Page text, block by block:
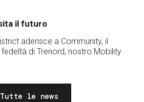
il futuro
aderisce a Community, il
di Trenord, nostro Mobility
Tutte le news